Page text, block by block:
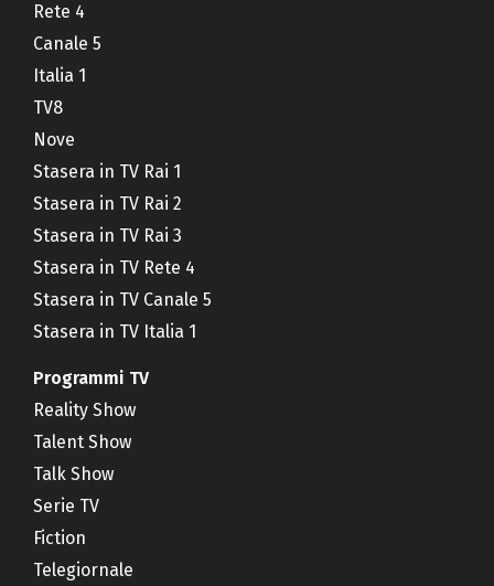
Rete 4
Canale 5
Italia 1
TV8
Nove
Stasera in TV Rai 1
Stasera in TV Rai 2
Stasera in TV Rai 3
Stasera in TV Rete 4
Stasera in TV Canale 5
Stasera in TV Italia 1
Programmi TV
Reality Show
Talent Show
Talk Show
Serie TV
Fiction
Telegiornale